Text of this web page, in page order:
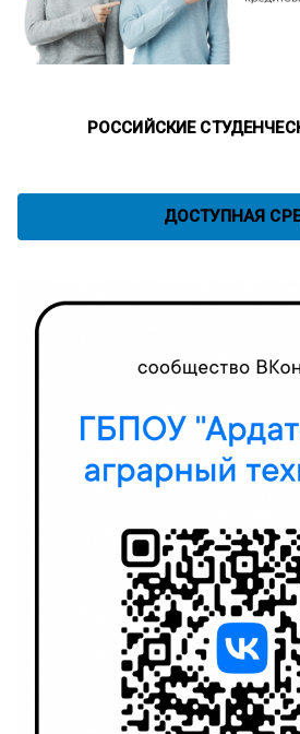
РОССИЙСКИЕ
ДОСТУПНАЯ